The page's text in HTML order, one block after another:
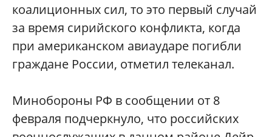
коалиционных сил, то это первый случай
за время сирийского конфликта, когда
при американском авиаударе погибли
граждане России, отметил телеканал.
Минобороны РФ в сообщении от 8
февраля подчеркнуло, что российских